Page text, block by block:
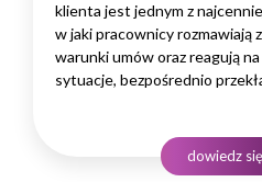
klienta jest jednym z
w jaki pracownicy rozmawiają
warunki umów oraz reagują
sytuacje, bezpośrednio
produktowej, lecz także
komunikacyjnych, empatii…
dowiedz